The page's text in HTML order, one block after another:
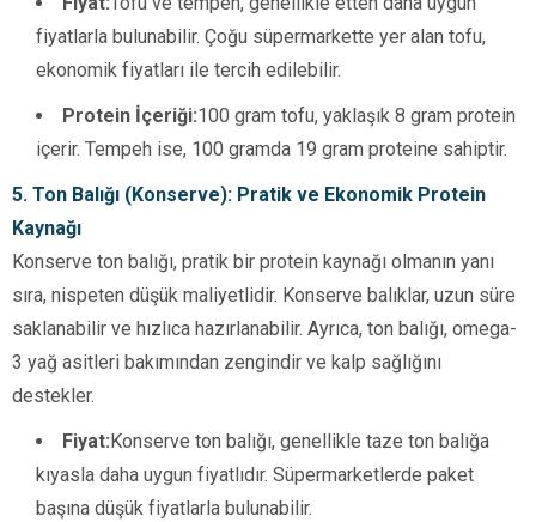
fiyatlarla bulunabilir. Çoğu süpermarkette yer alan tofu,
ekonomik fiyatları ile tercih edilebilir.
Protein İçeriği:100 gram tofu, yaklaşık 8 gram protein
içerir. Tempeh ise, 100 gramda 19 gram proteine sahiptir.
5. Ton Balığı (Konserve): Pratik ve Ekonomik Protein
Kaynağı
Konserve ton balığı, pratik bir protein kaynağı olmanın yanı
sıra, nispeten düşük maliyetlidir. Konserve balıklar, uzun süre
saklanabilir ve hızlıca hazırlanabilir. Ayrıca, ton balığı, omega-
3 yağ asitleri bakımından zengindir ve kalp sağlığını
destekler.
Fiyat:Konserve ton balığı, genellikle taze ton balığa
kıyasla daha uygun fiyatlıdır. Süpermarketlerde paket
başına düşük fiyatlarla bulunabilir.